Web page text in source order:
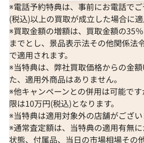
※電話予約特典は、事前にお電話で
(税込)以上の買取が成立した場合に適
※買取金額の増額は、買取金額の35
までとし、景品表示法その他関係法
で適用されます。
※当特典は、弊社買取価格からの金
た、適用外商品はありません。
※他キャンペーンとの併用は可能で
限は10万円(税込)となります。
※当特典は適用対象外の店舗がござい
※通常査定額は、当特典の適用有無に
状態、付属品、当日の市場相場その